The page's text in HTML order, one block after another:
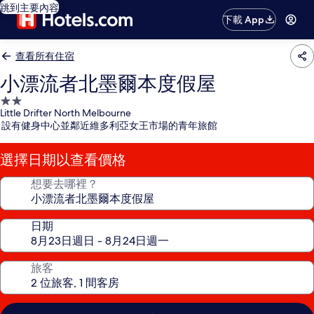
跳到主要內容
下載 App
查看所有住宿
小漂流者北墨爾本度假屋
2.0
星
級
住
宿
Little Drifter North Melbourne
設有健身中心並鄰近維多利亞女王市場的青年旅館
選擇日期以查看價格
想要去哪裡？
日期
旅客